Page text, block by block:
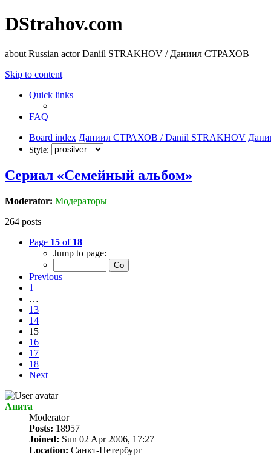
DStrahov.com
about Russian actor Daniil STRAKHOV / Даниил СТРАХОВ
Skip to content
Quick links
FAQ
Board index Даниил СТРАХОВ / Daniil STRAKHOV
Style:
Сериал «Семейный альбом»
Moderator: Модераторы
264 posts
Page 15 of 18
Jump to page:
Previous
1
…
13
14
15
16
17
18
Next
Анита
Мoderator
Posts: 18957
Joined: Sun 02 Apr 2006, 17:27
Location: Санкт-Петербург